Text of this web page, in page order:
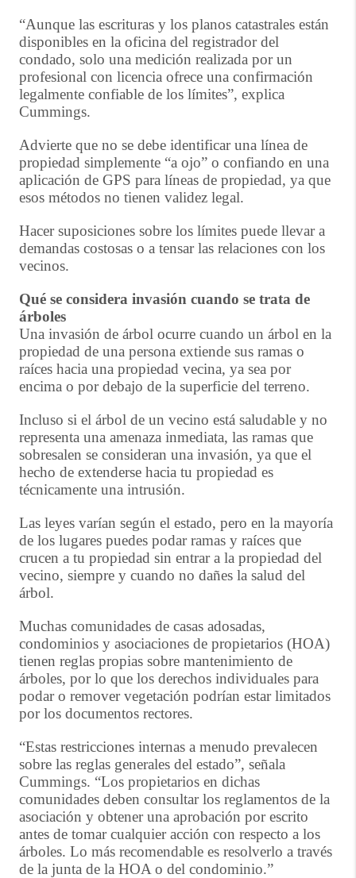
“Aunque las escrituras y los planos catastrales están
disponibles en la oficina del registrador del
condado, solo una medición realizada por un
profesional con licencia ofrece una confirmación
legalmente confiable de los límites”, explica
Cummings.
Advierte que no se debe identificar una línea de
propiedad simplemente “a ojo” o confiando en una
aplicación de GPS para líneas de propiedad, ya que
esos métodos no tienen validez legal.
Hacer suposiciones sobre los límites puede llevar a
demandas costosas o a tensar las relaciones con los
vecinos.
Qué se considera invasión cuando se trata de
árboles
Una invasión de árbol ocurre cuando un árbol en la
propiedad de una persona extiende sus ramas o
raíces hacia una propiedad vecina, ya sea por
encima o por debajo de la superficie del terreno.
Incluso si el árbol de un vecino está saludable y no
representa una amenaza inmediata, las ramas que
sobresalen se consideran una invasión, ya que el
hecho de extenderse hacia tu propiedad es
técnicamente una intrusión.
Las leyes varían según el estado, pero en la mayoría
de los lugares puedes podar ramas y raíces que
crucen a tu propiedad sin entrar a la propiedad del
vecino, siempre y cuando no dañes la salud del
árbol.
Muchas comunidades de casas adosadas,
condominios y asociaciones de propietarios (HOA)
tienen reglas propias sobre mantenimiento de
árboles, por lo que los derechos individuales para
podar o remover vegetación podrían estar limitados
por los documentos rectores.
“Estas restricciones internas a menudo prevalecen
sobre las reglas generales del estado”, señala
Cummings. “Los propietarios en dichas
comunidades deben consultar los reglamentos de la
asociación y obtener una aprobación por escrito
antes de tomar cualquier acción con respecto a los
árboles. Lo más recomendable es resolverlo a través
de la junta de la HOA o del condominio.”